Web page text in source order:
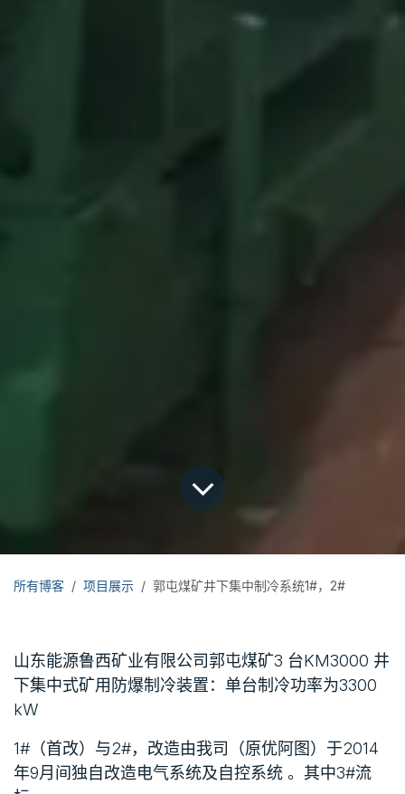
所有博客 项目展示 郭屯煤矿井下集中制冷系统1#，2#
山东能源鲁西矿业有限公司郭屯煤矿3 台KM3000 井
下集中式矿用防爆制冷装置：单台制冷功率为3300
kW
1#（首改）与2#，改造由我司（原优阿图）于2014
年9月间独自改造电气系统及自控系统 。其中3#流